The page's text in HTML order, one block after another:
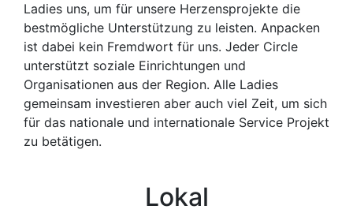
Ladies uns, um für unsere Herzensprojekte die
bestmögliche Unterstützung zu leisten. Anpacken
ist dabei kein Fremdwort für uns. Jeder Circle
unterstützt soziale Einrichtungen und
Organisationen aus der Region. Alle Ladies
gemeinsam investieren aber auch viel Zeit, um sich
für das nationale und internationale Service Projekt
zu betätigen.
Lokal